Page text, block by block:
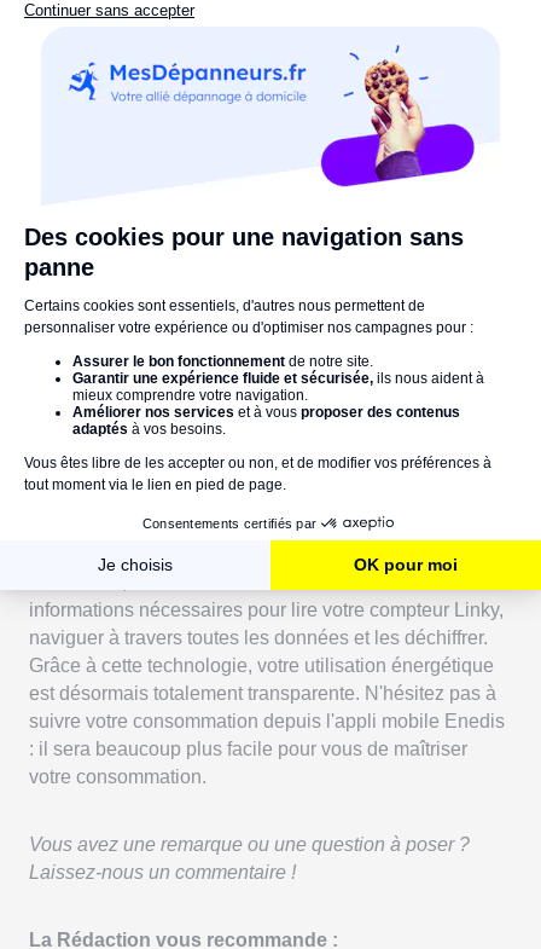
informations vous-même en cas de panne Internet
Si vous
suspectez une anomalie dans votre
consommation, un coup d'œil rapide à votre
compteur peut vous aider à identifier immédiatement
le problème, sans avoir à attendre la mise à jour à J+1
Le compteur lui-même peut avoir des
fonctionnalités spécifiques que vous ne trouverez
d'appareils électriques.
Un problème sur votre compteur
électrique ?
Faites appel à un électricien compétent et proche de
chez vous pour intervenir.
informations nécessaires pour lire votre compteur Linky,
naviguer à travers toutes les données et les déchiffrer.
Grâce à cette technologie, votre utilisation énergétique
est désormais totalement transparente. N'hésitez pas à
suivre votre consommation depuis l'appli mobile Enedis
: il sera beaucoup plus facile pour vous de maîtriser
votre consommation.
Vous avez une remarque ou une question à poser ?
Laissez-nous un commentaire !
La Rédaction vous recommande :